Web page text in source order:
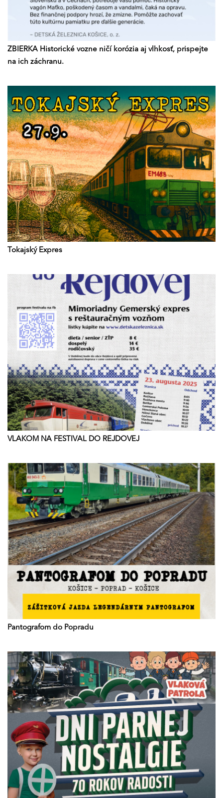
ZBIERKA Historické vozne ničí korózia aj vlhkosť, prispejte
na ich záchranu.
Tokajský Expres
VLAKOM NA FESTIVAL DO REJDOVEJ
Pantografom do Popradu